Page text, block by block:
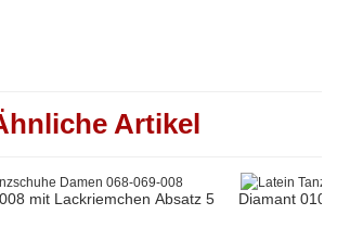
Artikel
mit Lackriemchen Absatz 5
Diamant 010-